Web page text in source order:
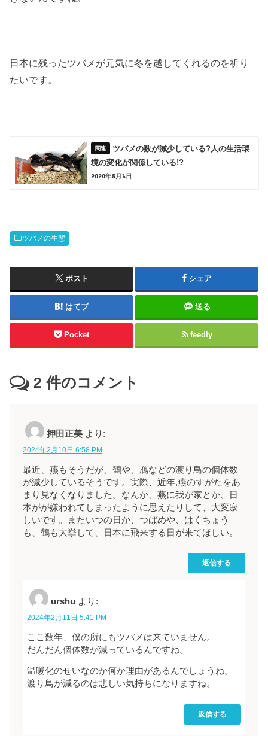
日本に残ったツバメが元気に冬を越してくれるのを祈り
たいです。
ツバメの数が減少している?人の生活環
境の変化が関係している!?
2020年5月6日
ツバメの生態
ポスト シェア
はてブ 送る
Pocket feedly
2 件のコメント
押田正美 より:
2024年2月10日 6:58 PM
最近、燕もそうだが、鶴や、鴈などの渡り鳥の個体数
が減少しているそうです。実際、近年,燕のすがたをあ
まり見なくなりました。なんか、燕に我が家とか、日
本がが嫌われてしまったように思えたりして、大変寂
しいです。またいつの日か、つばめや、はくちょう
も、鶴も大挙して、日本に飛来する日が来てほしい。
返信する
urshu より:
2024年2月11日 5:41 PM
ここ数年、僕の所にもツバメは来ていません。
だんだん個体数が減っているんですね。
温暖化のせいなのか何か理由があるんでしょうね。
渡り鳥が減るのは悲しい気持ちになりますね。
返信する